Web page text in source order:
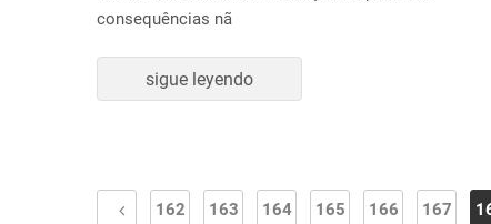
consequências nã
sigue leyendo
162 163 164 165 166 167